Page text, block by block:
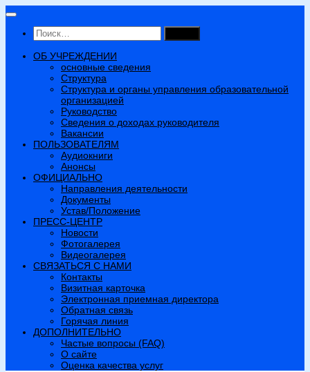
Перейти
содержимому
Найти:
ОБ УЧРЕЖДЕНИИ
основные сведения
Структура
Структура и органы управления образовательной
организацией
Руководство
Сведения о доходах руководителя
Вакансии
ПОЛЬЗОВАТЕЛЯМ
Аудиокниги
Анонсы
ОФИЦИАЛЬНО
Направления деятельности
Документы
Устав/Положение
ПРЕСС-ЦЕНТР
Новости
Фотогалерея
Видеогалерея
СВЯЗАТЬСЯ С НАМИ
Контакты
Визитная карточка
Электронная приемная директора
Обратная связь
Горячая линия
ДОПОЛНИТЕЛЬНО
Частые вопросы (FAQ)
О сайте
Оценка качества услуг